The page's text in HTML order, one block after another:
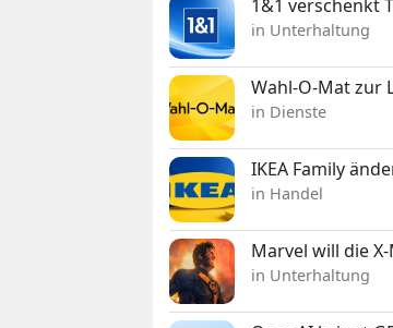
1&1 verschenkt
in Unterhaltung
Wahl-O-Mat zur
in Dienste
IKEA Family
in Handel
Marvel will die
in Unterhaltung